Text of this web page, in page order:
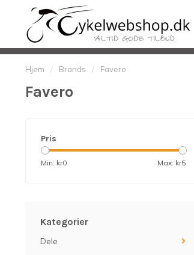
30 dages returret!
Hjem / Brands / Favero
Favero
Pris
Min: kr0 Max: kr5
Kategorier
Dele